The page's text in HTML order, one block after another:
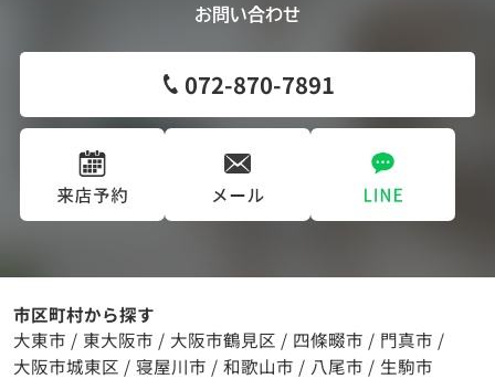
お問い合わせ
072-870-7891
市区町村から探す
大東市 / 東大阪市 / 大阪市鶴見区 / 四條畷市 / 門真市 /
大阪市城東区 / 寝屋川市 / 和歌山市 / 八尾市 / 生駒市